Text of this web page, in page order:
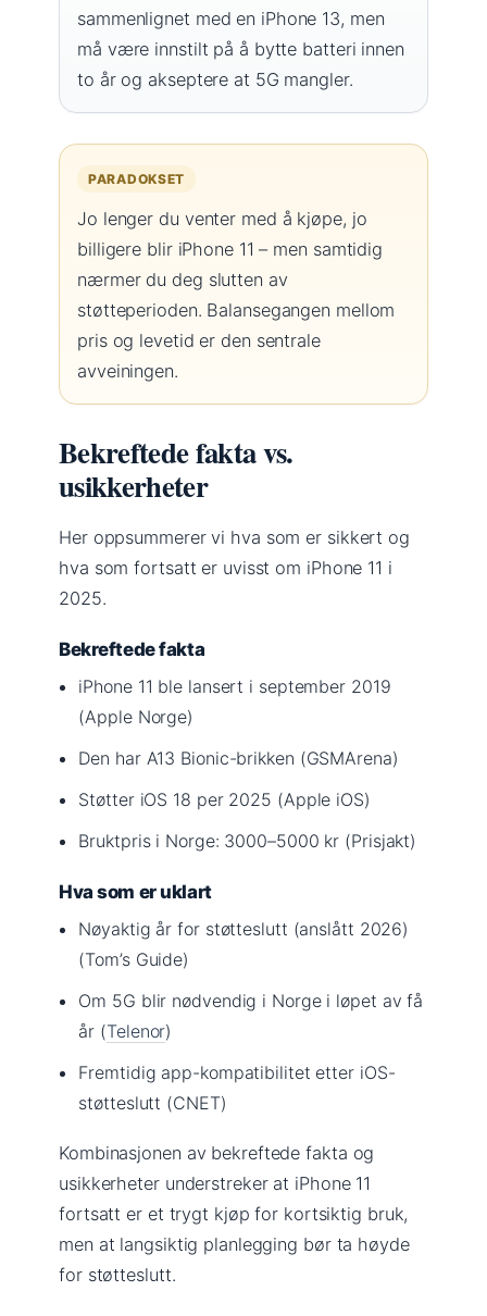
sammenlignet med en iPhone 13, men
må være innstilt på å bytte batteri innen
to år og akseptere at 5G mangler.
PARADOKSET
Jo lenger du venter med å kjøpe, jo
billigere blir iPhone 11 – men samtidig
nærmer du deg slutten av
støtteperioden. Balansegangen mellom
pris og levetid er den sentrale
avveiningen.
Bekreftede fakta vs.
usikkerheter
Her oppsummerer vi hva som er sikkert og
hva som fortsatt er uvisst om iPhone 11 i
2025.
Bekreftede fakta
iPhone 11 ble lansert i september 2019
(Apple Norge)
Den har A13 Bionic-brikken (GSMArena)
Støtter iOS 18 per 2025 (Apple iOS)
Bruktpris i Norge: 3000–5000 kr (Prisjakt)
Hva som er uklart
Nøyaktig år for støtteslutt (anslått 2026)
(Tom’s Guide)
Om 5G blir nødvendig i Norge i løpet av få
år (Telenor)
Fremtidig app-kompatibilitet etter iOS-
støtteslutt (CNET)
Kombinasjonen av bekreftede fakta og
usikkerheter understreker at iPhone 11
fortsatt er et trygt kjøp for kortsiktig bruk,
men at langsiktig planlegging bør ta høyde
for støtteslutt.